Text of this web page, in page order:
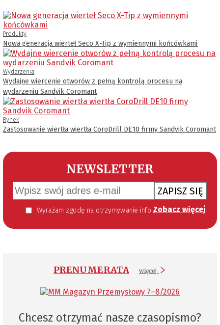
Produkty
Nowa generacja wierteł Seco X-Tip z wymiennymi końcówkami
Wydarzenia
Wydajne wiercenie otworów z pełną kontrolą procesu na
wydarzeniu Sandvik Coromant
Rynek
Zastosowanie wiertła wiertła CoroDrill DE10 firmy Sandvik Coromant
NEWSLETTER
ZAPISZ SIĘ
Wyrażam zgodę na otrzymywanie informacji handlowej kierowanej do mnie za pomocą środków komunikacji elektronicznej w szczególności poczty elektronicznej zgodnie z przepisem art. 10 ust 2 ustawy z dnia 18 lipca 2002 roku o świadczeniu usług drogą elektroniczną (Dz. U. 144 z 2002 r. poz. 1204). Zgoda jest dobrowolna, jednak jej wyrażenie jest konieczne, aby otrzymywać newsletter. Zobacz więcej
PRENUMERATA więcej
Chcesz otrzymać nasze czasopismo?